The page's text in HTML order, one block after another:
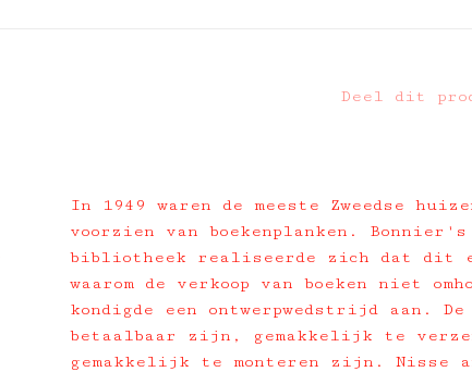
Deel dit
In 1949 waren de meeste Zweedse
voorzien van boekenplanken. Bonnier's
bibliotheek realiseerde zich dat dit
waarom de verkoop van boeken niet
kondigde een ontwerpwedstrijd aan. De
betaalbaar zijn, gemakkelijk te
gemakkelijk te monteren zijn. Nisse